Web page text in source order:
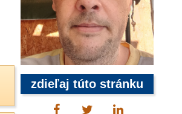
zdieľaj túto stránku